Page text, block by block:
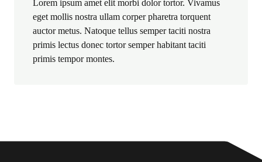
Lorem ipsum amet elit morbi dolor tortor. Vivamus
eget mollis nostra ullam corper pharetra torquent
auctor metus. Natoque tellus semper taciti nostra
primis lectus donec tortor semper habitant taciti
primis tempor montes.